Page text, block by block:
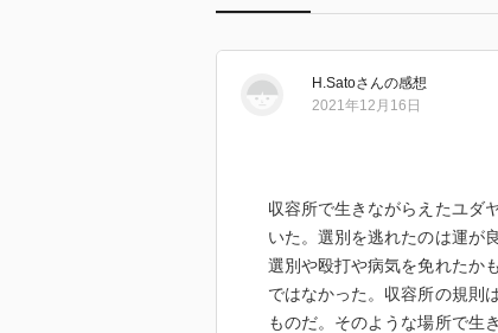
H.Satoさんの感想
2021年12月16日
収容所で生きながらえたユダ
いた。選別を逃れたのは運が
選別や殴打や病気を免れたか
ではなかった。収容所の規則
ものだ。そのような場所で生